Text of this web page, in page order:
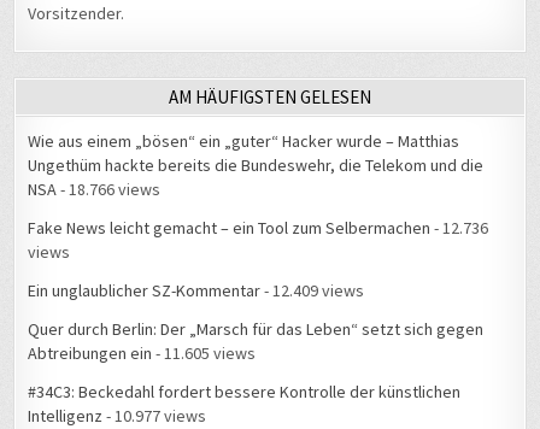
Vorsitzender.
AM HÄUFIGSTEN GELESEN
Wie aus einem „bösen“ ein „guter“ Hacker wurde – Matthias
Ungethüm hackte bereits die Bundeswehr, die Telekom und die
NSA- 18.766 views
Fake News leicht gemacht – ein Tool zum Selbermachen - 12.736
views
Ein unglaublicher SZ-Kommentar- 12.409 views
Quer durch Berlin: Der „Marsch für das Leben“ setzt sich gegen
Abtreibungen ein - 11.605 views
#34C3: Beckedahl fordert bessere Kontrolle der künstlichen
Intelligenz - 10.977 views